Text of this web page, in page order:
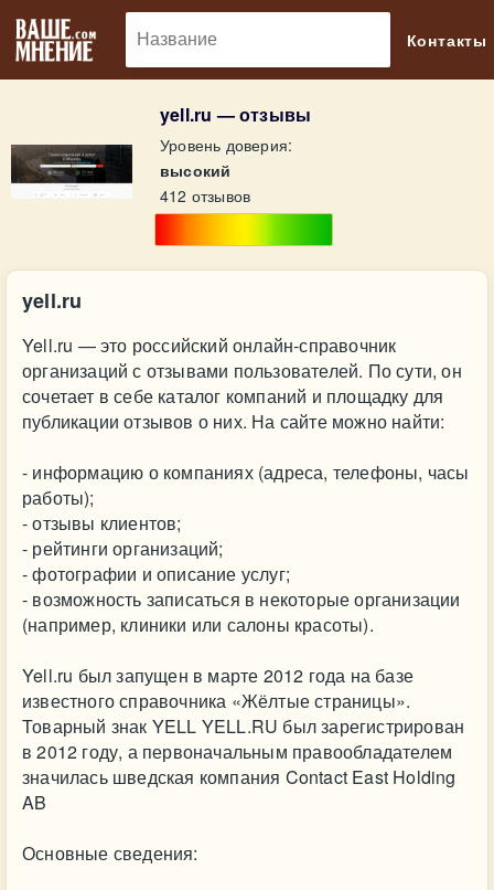
Контакты
yell.ru — отзывы
Уровень доверия:
высокий
412 отзывов
yell.ru
Yell.ru — это российский онлайн-справочник
организаций с отзывами пользователей. По сути, он
сочетает в себе каталог компаний и площадку для
публикации отзывов о них. На сайте можно найти:
- информацию о компаниях (адреса, телефоны, часы
работы);
- отзывы клиентов;
- рейтинги организаций;
- фотографии и описание услуг;
- возможность записаться в некоторые организации
(например, клиники или салоны красоты).
Yell.ru был запущен в марте 2012 года на базе
известного справочника «Жёлтые страницы».
Товарный знак YELL YELL.RU был зарегистрирован
в 2012 году, а первоначальным правообладателем
значилась шведская компания Contact East Holding
AB
Основные сведения: